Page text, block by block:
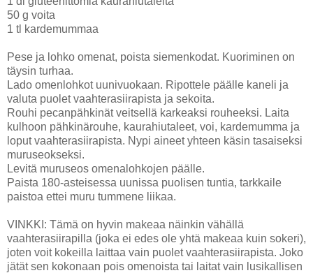
50 g voita
1 tl kardemummaa
Pese ja lohko omenat, poista siemenkodat. Kuoriminen on
täysin turhaa.
Lado omenlohkot uunivuokaan. Ripottele päälle kaneli ja
valuta puolet vaahterasiirapista ja sekoita.
Rouhi pecanpähkinät veitsellä karkeaksi rouheeksi. Laita
kulhoon pähkinärouhe, kaurahiutaleet, voi, kardemumma ja
loput vaahterasiirapista. Nypi aineet yhteen käsin tasaiseksi
muruseokseksi.
Levitä muruseos omenalohkojen päälle.
Paista 180-asteisessa uunissa puolisen tuntia, tarkkaile
paistoa ettei muru tummene liikaa.
VINKKI: Tämä on hyvin makeaa näinkin vähällä
vaahterasiirapilla (joka ei edes ole yhtä makeaa kuin sokeri),
joten voit kokeilla laittaa vain puolet vaahterasiirapista. Joko
jätät sen kokonaan pois omenoista tai laitat vain lusikallisen